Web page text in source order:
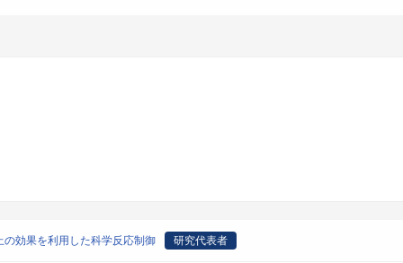
効果を利用した科学反応制御 研究代表者